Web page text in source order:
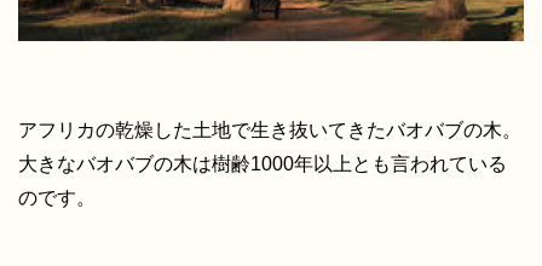
アフリカの乾燥した土地で生き抜いてきたバオバブの木。
大きなバオバブの木は樹齢1000年以上とも言われている
のです。